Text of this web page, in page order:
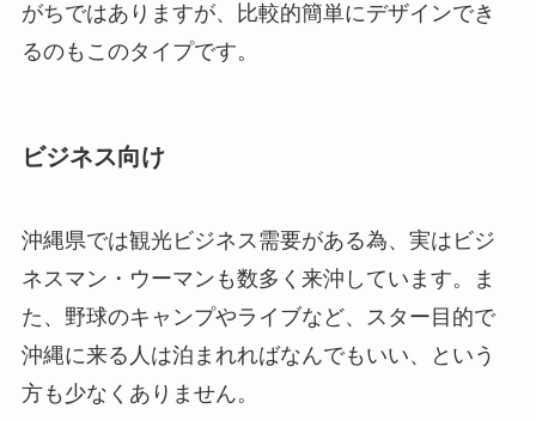
がちではありますが、比較的簡単にデザインでき
るのもこのタイプです。
ビジネス向け
沖縄県では観光ビジネス需要がある為、実はビジ
ネスマン・ウーマンも数多く来沖しています。ま
た、野球のキャンプやライブなど、スター目的で
沖縄に来る人は泊まれればなんでもいい、という
方も少なくありません。